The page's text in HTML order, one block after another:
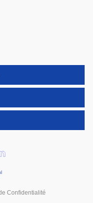
Confidentialité